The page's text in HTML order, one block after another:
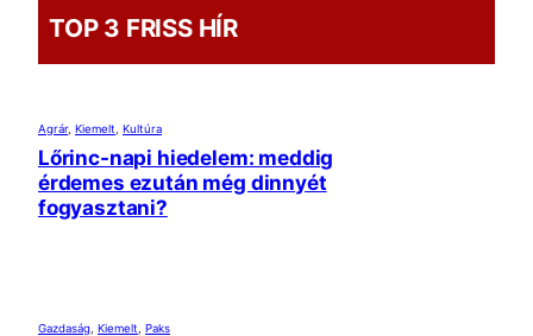
TOP 3 FRISS HÍR
Agrár, Kiemelt Kultúra
Lőrinc-napi hiedelem: meddig
érdemes ezután még dinnyét
fogyasztani?
Gazdaság Kiemelt Paks